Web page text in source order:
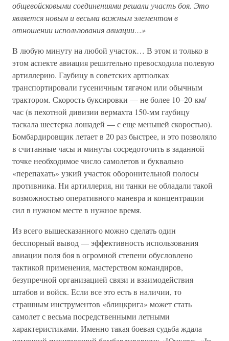
общевойсковыми соединениями решали участь боя. Это
является новым и весьма важным элементом в
отношении использования авиации…»
В любую минуту на любой участок… В этом и только в
этом аспекте авиация решительно превосходила полевую
артиллерию. Гаубицу в советских артполках
транспортировали гусеничным тягачом или обычным
трактором. Скорость буксировки — не более 10–20 км/
час (в пехотной дивизии вермахта 150-мм гаубицу
таскала шестерка лошадей — с еще меньшей скоростью).
Бомбардировщик летает в 20 раз быстрее, и это позволяло
в считанные часы и минуты сосредоточить в заданной
точке необходимое число самолетов и буквально
«перепахать» узкий участок оборонительной полосы
противника. Ни артиллерия, ни танки не обладали такой
возможностью оперативного маневра и концентрации
сил в нужном месте в нужное время.
Из всего вышесказанного можно сделать один
бесспорный вывод — эффективность использования
авиации поля боя в огромной степени обусловлено
тактикой применения, мастерством командиров,
безупречной организацией связи и взаимодействия
штабов и войск. Если все это есть в наличии, то
страшным инструментов «блицкрига» может стать
самолет с весьма посредственными летными
характеристиками. Именно такая боевая судьба ждала